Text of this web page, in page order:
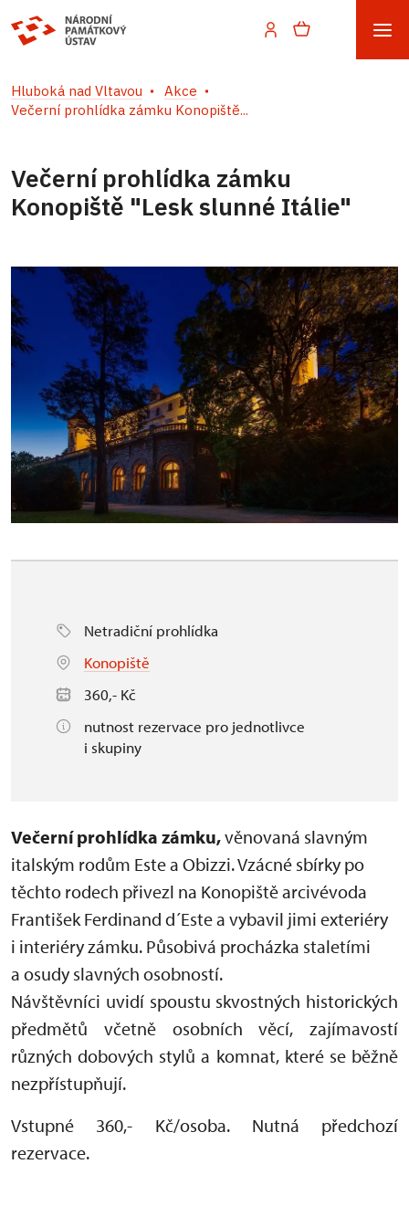
Hluboká nad Vltavou
Akce
Večerní prohlídka zámku Konopiště...
Večerní prohlídka zámku
Konopiště "Lesk slunné Itálie"
Netradiční prohlídka
Konopiště
360,- Kč
nutnost rezervace pro jednotlivce
i skupiny
Večerní prohlídka zámku,věnovaná slavným
italským rodům Este a Obizzi. Vzácné sbírky po
těchto rodech přivezl na Konopiště arcivévoda
František Ferdinand d´Este a vybavil jimi exteriéry
i interiéry zámku. Působivá procházka staletími
a osudy slavných osobností.
Návštěvníci uvidí spoustu skvostných historických
předmětů včetně osobních věcí, zajímavostí
různých dobových stylů a komnat, které se běžně
nezpřístupňují.
Vstupné 360,- Kč/osoba. Nutná předchozí
rezervace.